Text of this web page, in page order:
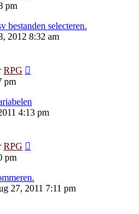
pm
bestanden selecteren.
2012 8:32 am
RPG
pm
4:13 pm
RPG
pm
27, 2011 7:11 pm